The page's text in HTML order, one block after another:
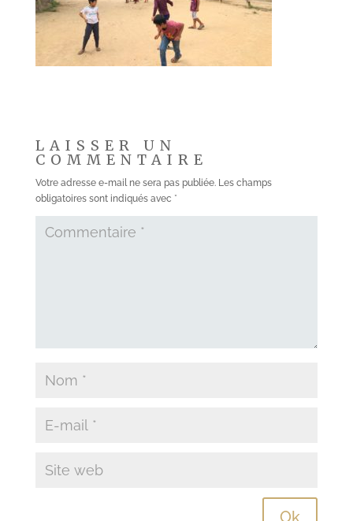
LAISSER UN
COMMENTAIRE
Votre adresse e-mail ne sera pas publiée. Les champs
obligatoires sont indiqués avec *